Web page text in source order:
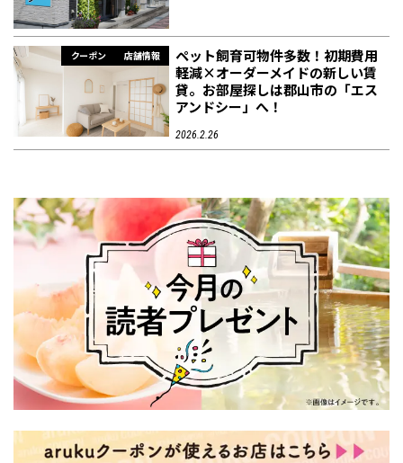
クーポン 店舗情報
ペット飼育可物件多数！初期費用
軽減×オーダーメイドの新しい賃
貸。お部屋探しは郡山市の「エス
アンドシー」へ！
2026.2.26